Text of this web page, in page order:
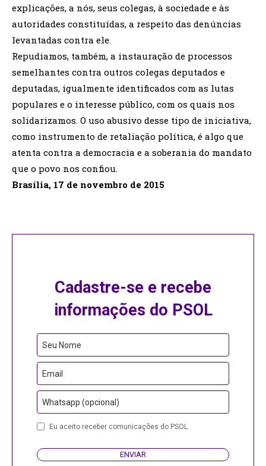
explicações, a nós, seus colegas, à sociedade e às
autoridades constituídas, a respeito das denúncias
levantadas contra ele.
Repudiamos, também, a instauração de processos
semelhantes contra outros colegas deputados e
deputadas, igualmente identificados com as lutas
populares e o interesse público, com os quais nos
solidarizamos. O uso abusivo desse tipo de iniciativa,
como instrumento de retaliação política, é algo que
atenta contra a democracia e a soberania do mandato
que o povo nos confiou.
Brasília, 17 de novembro de 2015
Cadastre-se e recebe
informações do PSOL
Seu Nome
Email
Whatsapp (opcional)
Contact
Eu aceito receber comunicações do PSOL.
ENVIAR